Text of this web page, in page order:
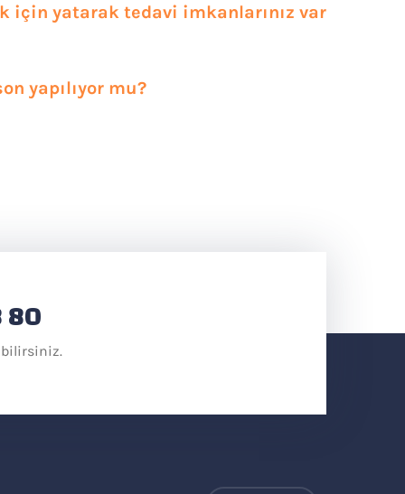
için yatarak tedavi imkanlarınız var
yapılıyor mu?
80